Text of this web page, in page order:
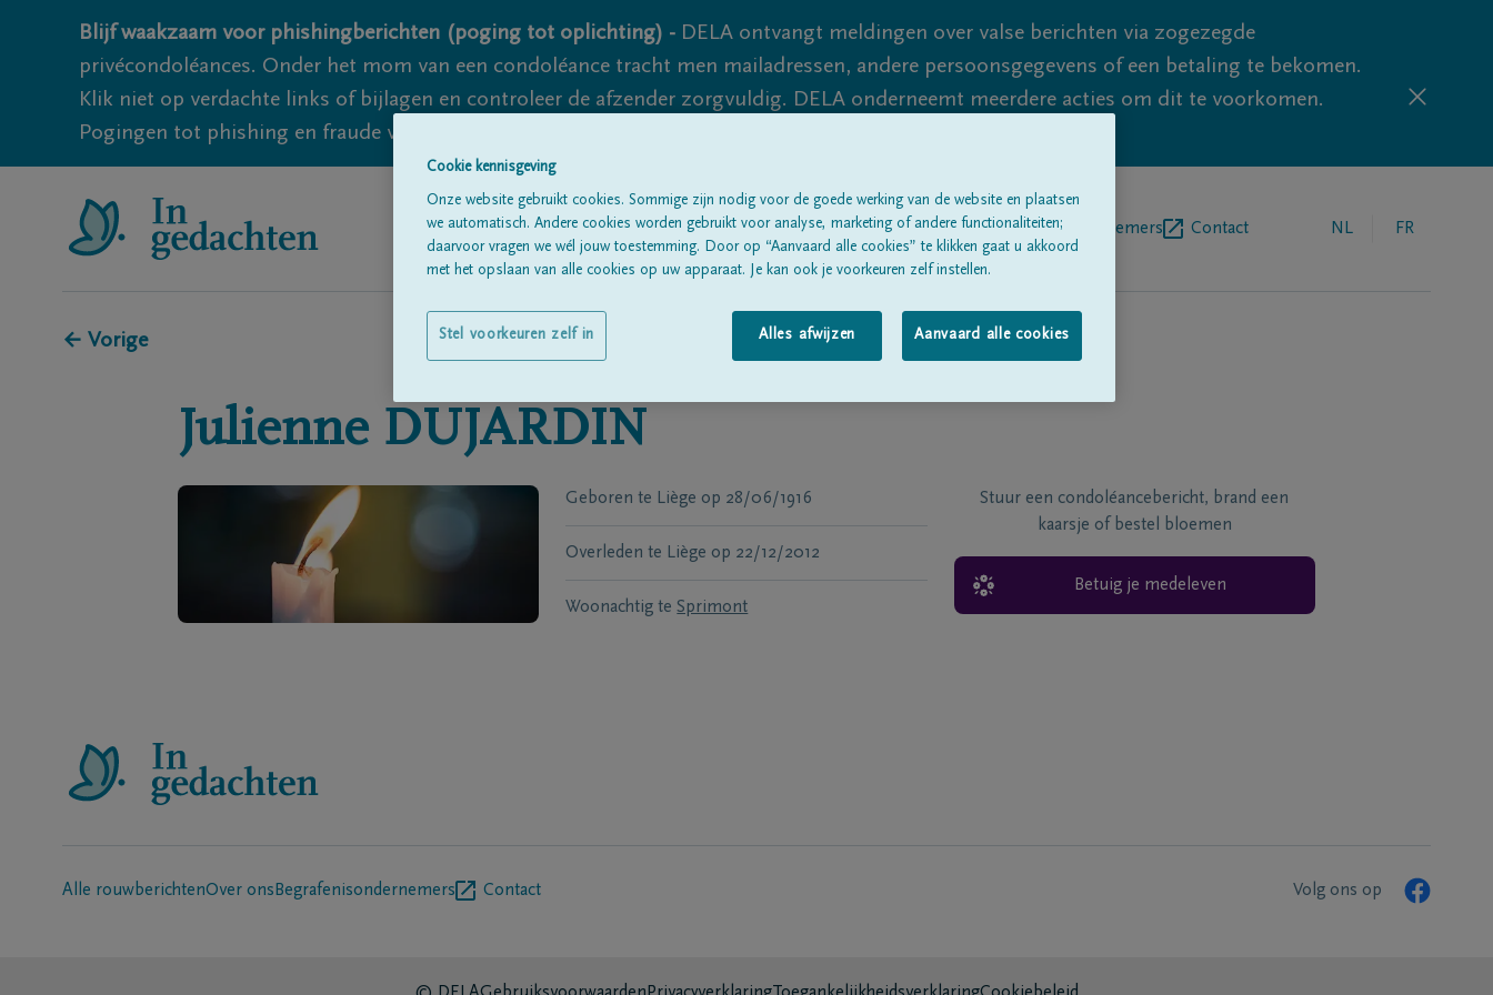
Blijf waakzaam voor phishingberichten (poging tot oplichting) - DELA ontvangt meldingen over valse berichten via zogezegde
privécondoléances. Onder het mom van een condoléance tracht men mailadressen, andere persoonsgegevens of een betaling te bekomen.
Klik niet op verdachte links of bijlagen en controleer de afzender zorgvuldig. DELA onderneemt meerdere acties om dit te voorkomen.
Pogingen tot phishing en fraude vallen echter nooit volledig uit te sluiten, dus blijf waakzaam.
Alle rouwberichten Over onsBegrafenisondernemers Contact NL FR
← Vorige
Julienne DUJARDIN
Geboren te Liège op 28/06/1916
Overleden te Liège op 22/12/2012
Woonachtig te Sprimont
Stuur een condoléancebericht, brand een
kaarsje of bestel bloemen
Betuig je medeleven
Alle rouwberichtenOver ons Begrafenisondernemers Contact Volg ons op
Cookie kennisgeving
Onze website gebruikt cookies. Sommige zijn nodig voor de goede werking van de website en plaatsen
we automatisch. Andere cookies worden gebruikt voor analyse, marketing of andere functionaliteiten;
daarvoor vragen we wél jouw toestemming. Door op “Aanvaard alle cookies” te klikken gaat u akkoord
met het opslaan van alle cookies op uw apparaat. Je kan ook je voorkeuren zelf instellen.
Alles afwijzen Aanvaard alle cookies
Stel voorkeuren zelf in